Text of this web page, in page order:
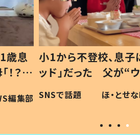
歳息
？」
編集部
小1から不登校、息子
ッド」だった 父が“
作り続ける理由とは
#令和の子
SNSで話題 ほ・とせ